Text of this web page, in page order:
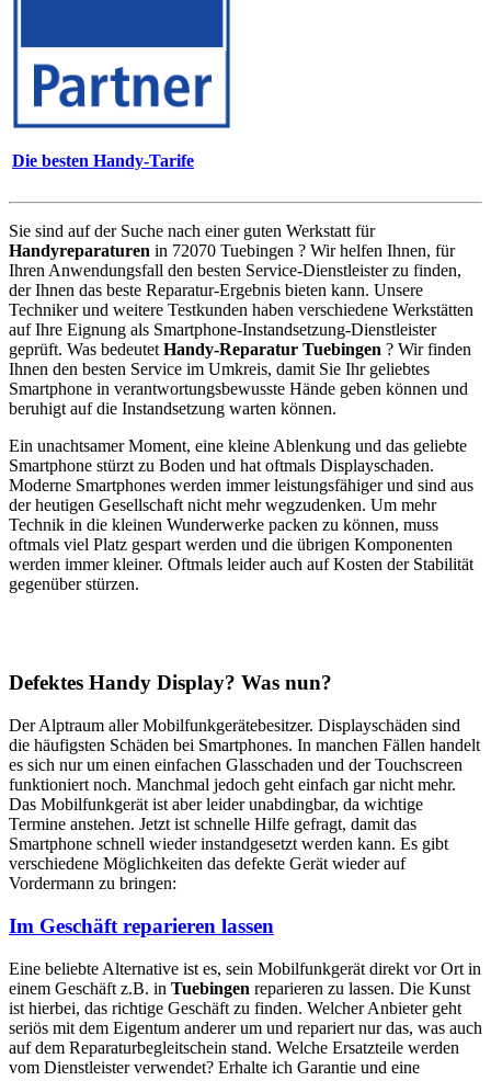
Die besten Handy-Tarife
Sie sind auf der Suche nach einer guten Werkstatt für
Handyreparaturen in 72070 Tuebingen ? Wir helfen Ihnen, für
Ihren Anwendungsfall den besten Service-Dienstleister zu finden,
der Ihnen das beste Reparatur-Ergebnis bieten kann. Unsere
Techniker und weitere Testkunden haben verschiedene Werkstätten
auf Ihre Eignung als Smartphone-Instandsetzung-Dienstleister
geprüft. Was bedeutet Handy-Reparatur Tuebingen ? Wir finden
Ihnen den besten Service im Umkreis, damit Sie Ihr geliebtes
Smartphone in verantwortungsbewusste Hände geben können und
beruhigt auf die Instandsetzung warten können.
Ein unachtsamer Moment, eine kleine Ablenkung und das geliebte
Smartphone stürzt zu Boden und hat oftmals Displayschaden.
Moderne Smartphones werden immer leistungsfähiger und sind aus
der heutigen Gesellschaft nicht mehr wegzudenken. Um mehr
Technik in die kleinen Wunderwerke packen zu können, muss
oftmals viel Platz gespart werden und die übrigen Komponenten
werden immer kleiner. Oftmals leider auch auf Kosten der Stabilität
gegenüber stürzen.
Defektes Handy Display? Was nun?
Der Alptraum aller Mobilfunkgerätebesitzer. Displayschäden sind
die häufigsten Schäden bei Smartphones. In manchen Fällen handelt
es sich nur um einen einfachen Glasschaden und der Touchscreen
funktioniert noch. Manchmal jedoch geht einfach gar nicht mehr.
Das Mobilfunkgerät ist aber leider unabdingbar, da wichtige
Termine anstehen. Jetzt ist schnelle Hilfe gefragt, damit das
Smartphone schnell wieder instandgesetzt werden kann. Es gibt
verschiedene Möglichkeiten das defekte Gerät wieder auf
Vordermann zu bringen:
Im Geschäft reparieren lassen
Eine beliebte Alternative ist es, sein Mobilfunkgerät direkt vor Ort in
einem Geschäft z.B. in Tuebingen reparieren zu lassen. Die Kunst
ist hierbei, das richtige Geschäft zu finden. Welcher Anbieter geht
seriös mit dem Eigentum anderer um und repariert nur das, was auch
auf dem Reparaturbegleitschein stand. Welche Ersatzteile werden
vom Dienstleister verwendet? Erhalte ich Garantie und eine